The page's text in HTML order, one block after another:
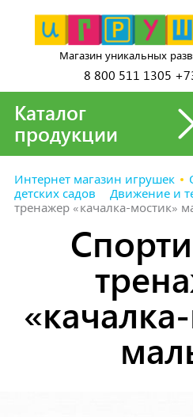
Магазин уникальных
8 800 511 1305
Каталог
продукции
Интернет магазин игрушек
детских садов
Движение и
тренажер «качалка-мостик»